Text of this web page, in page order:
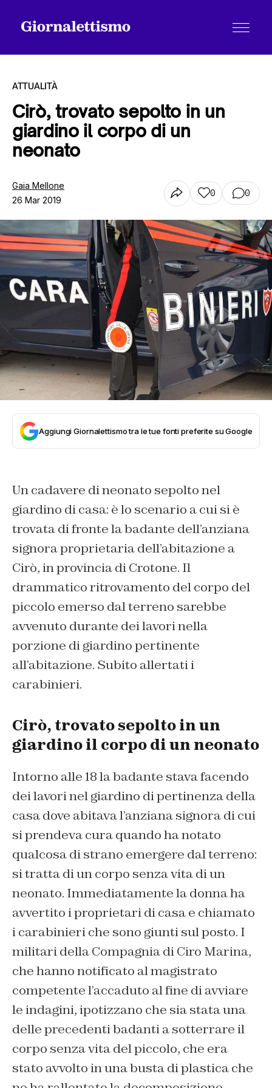
Tutti gli articoli
Chi siamo
Contatti
ATTUALITÀ
Cirò, trovato sepolto in un
giardino il corpo di un
neonato
Gaia Mellone
26 Mar 2019
0 0
Aggiungi Giornalettismo tra le tue fonti preferite su Google
Un cadavere di neonato sepolto nel
giardino di casa: è lo scenario a cui si è
trovata di fronte la badante dell’anziana
signora proprietaria dell’abitazione a
Cirò, in provincia di Crotone. Il
drammatico ritrovamento del corpo del
piccolo emerso dal terreno sarebbe
avvenuto durante dei lavori nella
porzione di giardino pertinente
all’abitazione. Subito allertati i
carabinieri.
Cirò, trovato sepolto in un
giardino il corpo di un neonato
Intorno alle 18 la badante stava facendo
dei lavori nel giardino di pertinenza della
casa dove abitava l’anziana signora di cui
si prendeva cura quando ha notato
qualcosa di strano emergere dal terreno:
si tratta di un corpo senza vita di un
neonato. Immediatamente la donna ha
avvertito i proprietari di casa e chiamato
i carabinieri che sono giunti sul posto. I
militari della Compagnia di Ciro Marina,
che hanno notificato al magistrato
competente l’accaduto al fine di avviare
le indagini, ipotizzano che sia stata una
delle precedenti badanti a sotterrare il
corpo senza vita del piccolo, che era
stato avvolto in una busta di plastica che